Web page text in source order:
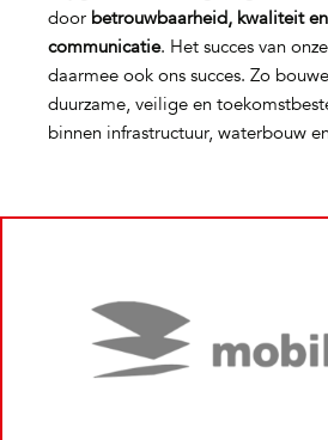
door betrouwbaarheid, kwaliteit
communicatie. Het succes van
daarmee ook ons succes. Zo
duurzame, veilige en
binnen infrastructuur, waterbouw